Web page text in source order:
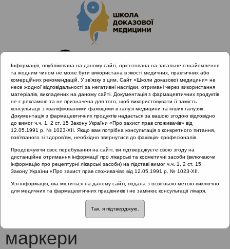
Головна
Проведені заходи
Антибіотикорезистентність при лікуванні загальних
захворювань ЛОР органів як міждисциплінарна проблема.
Фокус: Хронічний ринусинусит (Київ 28.02.2020)
Взяття проб з носової порожнини на запальні маркери
Взяття проб з носової
порожнини на запальні
маркери
Інформація, опублікована на даному сайті, орієнтована на загальне ознайомлення
та жодним чином не може бути використана в якості медичних, практичних або
комерційних рекомендацій. У зв’язку з цим, Сайт «Школи доказової медицини» не
несе жодної відповідальності за негативні наслідки, отримані через використання
матеріалів, викладених на даному сайті. Документація з фармацевтичних продуктів
не є рекламою та не призначена для того, щоб використовувати її замість
консультації з кваліфікованими фахівцями в галузі медицини та інших галузях.
Документація з фармацевтичних продуктів надається за вашою згодою відповідно
до вимог ч.ч. 1, 2 ст. 15 Закону України «Про захист прав споживачів» від
12.05.1991 р. № 1023-XII. Якщо вам потрібна консультація з конкретного питання,
пов’язаного зі здоров’ям, необхідно звернутися до фахівців- професіоналів.
Продовжуючи своє перебування на сайті, ви підтверджуєте свою згоду на
дистанційне отримання інформації про лікарські та косметичні засоби (включаючи
інформацію про рецептурні лікарські засоби) на підставі вимог ч.ч. 1, 2 ст. 15
Закону України «Про захист прав споживачів» від 12.05.1991 р. № 1023-XII.
Уся інформація, яка міститься на даному сайті, подана з освітньою метою виключно
для медичних та фармацевтичних працівників і не замінює консультації лікаря.
Так, я підтверджую.